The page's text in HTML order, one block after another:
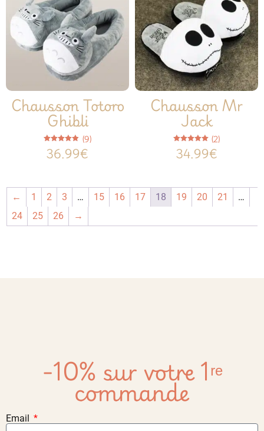
Chausson Totoro
Ghibli
Note
4.89
sur 5
(9)
36.99€
Chausson Mr
Jack
Note
5.00
sur 5
(2)
34.99€
← 1 2 3 … 15 16 17 18 19 20 21
…
24
25 26 →
-10% sur votre 1ʳᵉ
commande
Email